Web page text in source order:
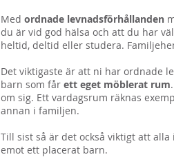
Med ordnade levnadsförhållanden
du är vid god hälsa och att du har
heltid, deltid eller studera.
Det viktigaste är att ni har ordnade
barn som får ett eget möblerat rum
om sig. Ett vardagsrum räknas
annan i familjen.
Till sist så är det också viktigt att
emot ett placerat barn.